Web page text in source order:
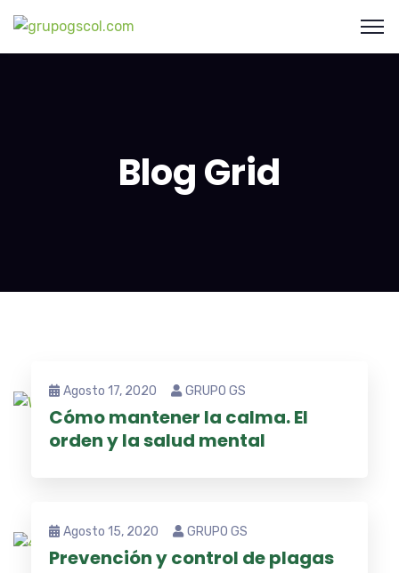
Blog Grid
Agosto 17, 2020 GRUPO GS
Cómo mantener la calma. El
orden y la salud mental
Agosto 15, 2020 GRUPO GS
Prevención y control de plagas